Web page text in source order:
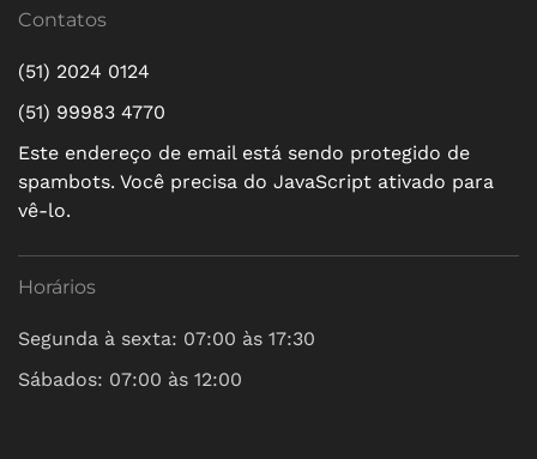
Contatos
(51) 2024 0124
(51) 99983 4770
Este endereço de email está sendo protegido de
spambots. Você precisa do JavaScript ativado para
vê-lo.
Horários
Segunda à sexta: 07:00 às 17:30
Sábados: 07:00 às 12:00